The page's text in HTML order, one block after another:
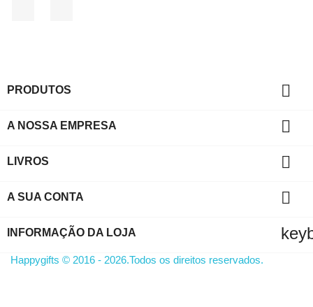
PRODUTOS 
A NOSSA EMPRESA 
LIVROS 
A SUA CONTA 
INFORMAÇÃO DA LOJA
Happygifts © 2016 - 2026.Todos os direitos reservados.